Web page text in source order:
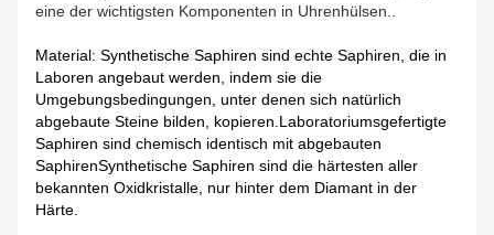
eine der wichtigsten Komponenten in Uhrenhülsen..
Material: Synthetische Saphiren sind echte Saphiren, die in
Laboren angebaut werden, indem sie die
Umgebungsbedingungen, unter denen sich natürlich
abgebaute Steine bilden, kopieren.Laboratoriumsgefertigte
Saphiren sind chemisch identisch mit abgebauten
SaphirenSynthetische Saphiren sind die härtesten aller
bekannten Oxidkristalle, nur hinter dem Diamant in der
Härte.